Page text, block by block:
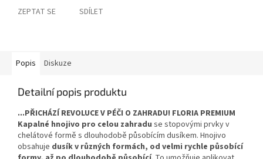
ZEPTAT SE SDÍLET
Popis Diskuze
Detailní popis produktu
...PŘICHÁZÍ REVOLUCE V PÉČI O ZAHRADU! FLORIA PREMIUM
Kapalné hnojivo pro celou zahradu se stopovými prvky v
chelátové formě s dlouhodobě působícím dusíkem. Hnojivo
obsahuje dusík v různých formách, od velmi rychle působící